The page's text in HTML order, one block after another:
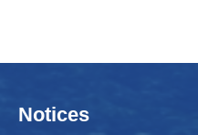
Notices